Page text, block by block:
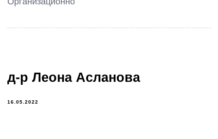
д-р Леона Асланова
16.05.2022